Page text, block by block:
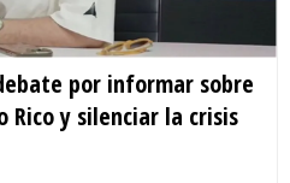
por informar sobre
Rico y silenciar la crisis